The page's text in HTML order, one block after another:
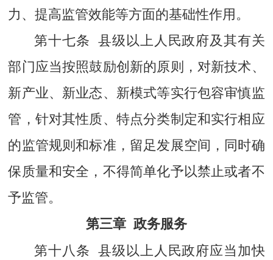
力、提高监管效能等方面的基础性作用。
第十七条 县级以上人民政府及其有关
部门应当按照鼓励创新的原则，对新技术、
新产业、新业态、新模式等实行包容审慎监
管，针对其性质、特点分类制定和实行相应
的监管规则和标准，留足发展空间，同时确
保质量和安全，不得简单化予以禁止或者不
予监管。
第三章 政务服务
第十八条 县级以上人民政府应当加快